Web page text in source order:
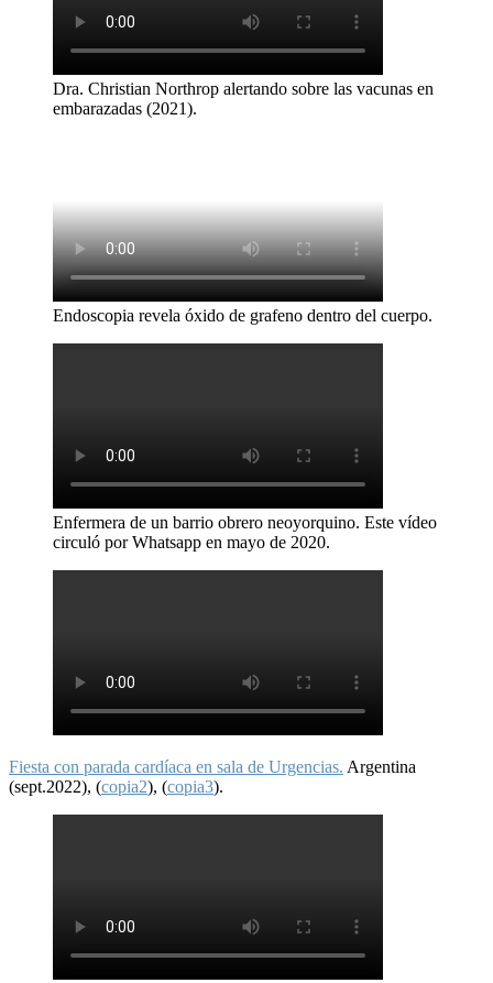
Dra. Christian Northrop alertando sobre las vacunas en
embarazadas (2021).
Endoscopia revela óxido de grafeno dentro del cuerpo.
Enfermera de un barrio obrero neoyorquino. Este vídeo
circuló por Whatsapp en mayo de 2020.
Fiesta con parada cardíaca en sala de Urgencias. Argentina
(sept.2022), (copia2), (copia3).